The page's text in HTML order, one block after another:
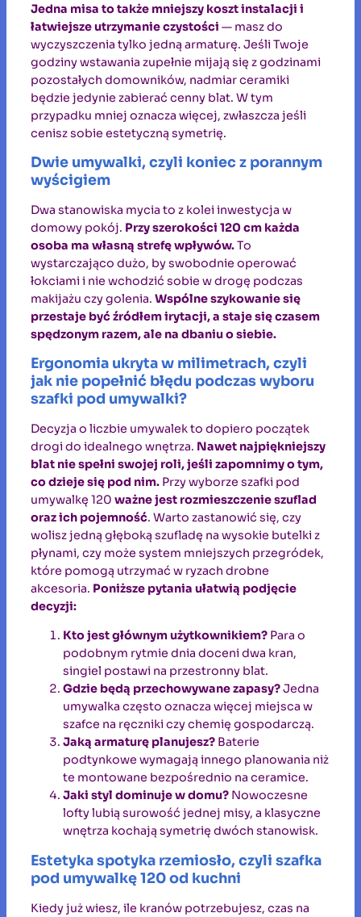
Jedna misa to także mniejszy koszt instalacji i
łatwiejsze utrzymanie czystości — masz do
wyczyszczenia tylko jedną armaturę. Jeśli Twoje
godziny wstawania zupełnie mijają się z godzinami
pozostałych domowników, nadmiar ceramiki
będzie jedynie zabierać cenny blat. W tym
przypadku mniej oznacza więcej, zwłaszcza jeśli
cenisz sobie estetyczną symetrię.
Dwie umywalki, czyli koniec z porannym
wyścigiem
Dwa stanowiska mycia to z kolei inwestycja w
domowy pokój. Przy szerokości 120 cm każda
osoba ma własną strefę wpływów.To
wystarczająco dużo, by swobodnie operować
łokciami i nie wchodzić sobie w drogę podczas
makijażu czy golenia. Wspólne szykowanie się
przestaje być źródłem irytacji, a staje się czasem
spędzonym razem, ale na dbaniu o siebie.
Ergonomia ukryta w milimetrach, czyli
jak nie popełnić błędu podczas wyboru
szafki pod umywalki?
Decyzja o liczbie umywalek to dopiero początek
drogi do idealnego wnętrza. Nawet najpiękniejszy
blat nie spełni swojej roli, jeśli zapomnimy o tym,
co dzieje się pod nim. Przy wyborze szafki pod
umywalkę 120 ważne jest rozmieszczenie szuflad
oraz ich pojemność. Warto zastanowić się, czy
wolisz jedną głęboką szufladę na wysokie butelki z
płynami, czy może system mniejszych przegródek,
które pomogą utrzymać w ryzach drobne
akcesoria. Poniższe pytania ułatwią podjęcie
decyzji:
Kto jest głównym użytkownikiem? Para o
podobnym rytmie dnia doceni dwa kran,
singiel postawi na przestronny blat.
Gdzie będą przechowywane zapasy?Jedna
umywalka często oznacza więcej miejsca w
szafce na ręczniki czy chemię gospodarczą.
Jaką armaturę planujesz? Baterie
podtynkowe wymagają innego planowania niż
te montowane bezpośrednio na ceramice.
Jaki styl dominuje w domu? Nowoczesne
lofty lubią surowość jednej misy, a klasyczne
wnętrza kochają symetrię dwóch stanowisk.
Estetyka spotyka rzemiosło, czyli szafka
pod umywalkę 120 od kuchni
Kiedy już wiesz, ile kranów potrzebujesz, czas na